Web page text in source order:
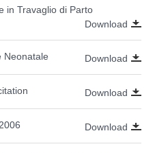
in Travaglio di Parto
Download
Neonatale Download
Download
Download